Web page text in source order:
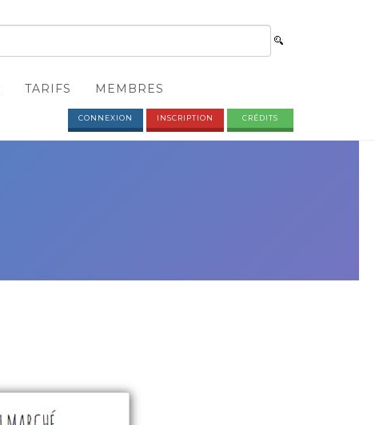
TARIFS MEMBRES
CONNEXION INSCRIPTION CRÉDITS